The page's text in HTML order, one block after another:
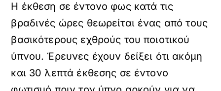
Η έκθεση σε έντονο φως κατά τις
βραδινές ώρες θεωρείται ένας από τους
βασικότερους εχθρούς του ποιοτικού
ύπνου. Έρευνες έχουν δείξει ότι ακόμη
και 30 λεπτά έκθεσης σε έντονο